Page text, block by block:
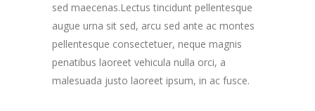
sed maecenas.Lectus tincidunt pellentesque
augue urna sit sed, arcu sed ante ac montes
pellentesque consectetuer, neque magnis
penatibus laoreet vehicula nulla orci, a
malesuada justo laoreet ipsum, in ac fusce.